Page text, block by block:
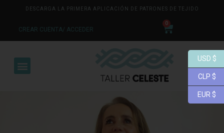
DESCARGA LA PRIMERA APLICACIÓN DE PATRONES DE TEJIDO
CREAR CUENTA/ ACCEDER
0
USD $
CLP $
EUR $